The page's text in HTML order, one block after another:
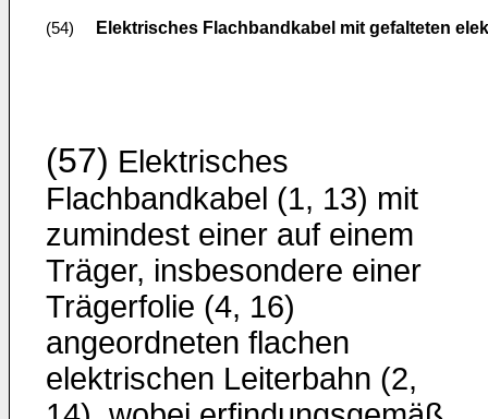
(54) Elektrisches Flachbandkabel mit gefalteten
(57) Elektrisches
Flachbandkabel (1, 13) mit
zumindest einer auf einem
Träger, insbesondere einer
Trägerfolie (4, 16)
angeordneten flachen
elektrischen Leiterbahn (2,